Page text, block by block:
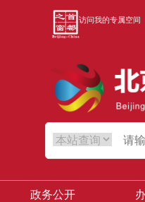
访问我的专属空间
政务公开